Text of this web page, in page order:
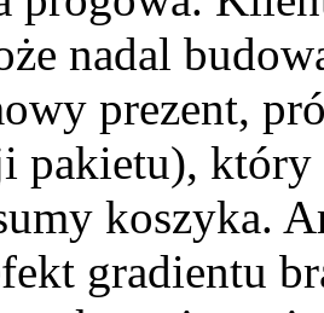
nadal
prezent,
który
koszyka.
gradientu